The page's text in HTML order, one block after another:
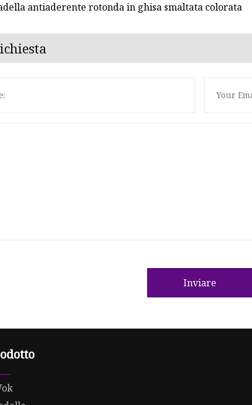
antiaderente rotonda in ghisa smaltata colorata
Inviare